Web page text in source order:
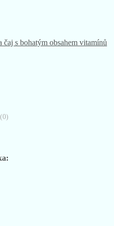
s bohatým obsahem vitamínů